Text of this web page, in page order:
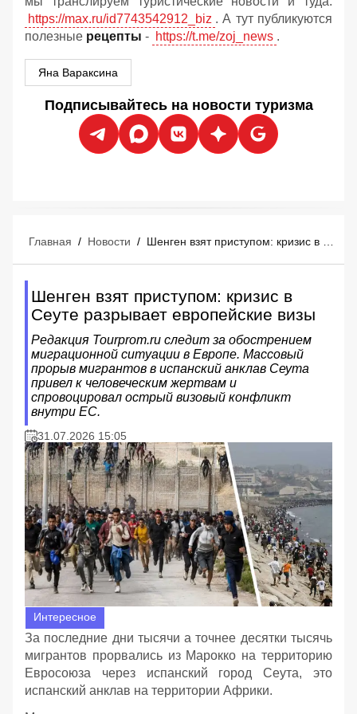
https://max.ru/id7743542912_biz . А тут публикуются
полезные рецепты - https://t.me/zoj_news .
Яна Вараксина
Подписывайтесь на новости туризма
Главная / Новости /
Шенген взят приступом: кризис в
Сеуте разрывает европейские визы
Редакция Tourprom.ru следит за обострением
миграционной ситуации в Европе. Массовый
прорыв мигрантов в испанский анклав Сеута
привел к человеческим жертвам и
спровоцировал острый визовый конфликт
внутри ЕС.
31.07.2026 15:05
Интересное
За последние дни тысячи а точнее десятки тысячь
мигрантов прорвались из Марокко на территорию
Евросоюза через испанский город Сеута, это
испанский анклав на территории Африки.